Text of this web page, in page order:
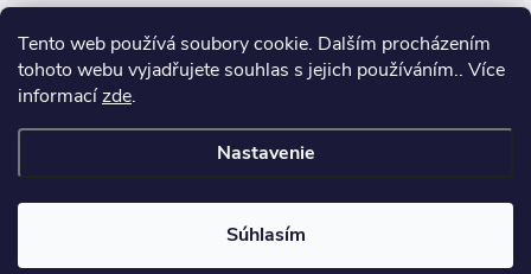
Tento web používá soubory cookie. Dalším procházením
tohoto webu vyjadřujete souhlas s jejich používáním.. Více
informacízde.
Nastavenie
Súhlasím